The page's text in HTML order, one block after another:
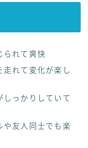
られて爽快
走れて変化が楽し
しっかりしていて
や友人同士でも楽